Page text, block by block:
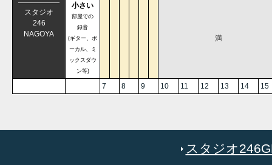
スタジオ
246
NAGOYA
小さい
部屋での
録音
(ギター、ボ
ーカル、ミ
ックスダウ
ン等)
満
7 8 9 10 11 12 13 14 15
スタジオ